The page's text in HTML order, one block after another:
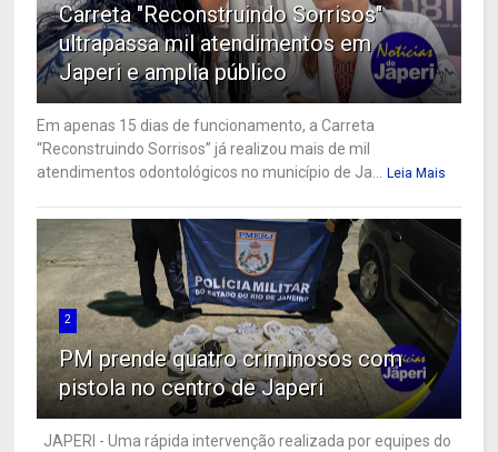
Carreta "Reconstruindo Sorrisos"
ultrapassa mil atendimentos em
Japeri e amplia público
Em apenas 15 dias de funcionamento, a Carreta
“Reconstruindo Sorrisos” já realizou mais de mil
atendimentos odontológicos no município de Ja... Leia Mais
2
PM prende quatro criminosos com
pistola no centro de Japeri
JAPERI - Uma rápida intervenção realizada por equipes do